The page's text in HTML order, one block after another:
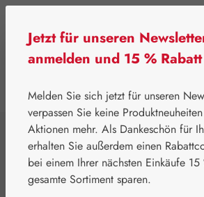
⌂ Gall Pharma
Coenzym Q-
Jetzt für unseren
anmelden und 15 %
Melden Sie sich jetzt für unseren
verpassen Sie keine
Aktionen mehr. Als Dankeschön für
erhalten Sie außerdem einen
bei einem Ihrer nächsten Einkäufe
gesamte Sortiment sparen.